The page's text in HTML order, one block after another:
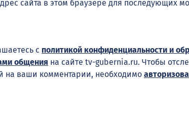
сайта в этом браузере для последующих
с политикой конфиденциальности и
общения на сайте tv-gubernia.ru. Чтобы
на ваши комментарии, необходимо